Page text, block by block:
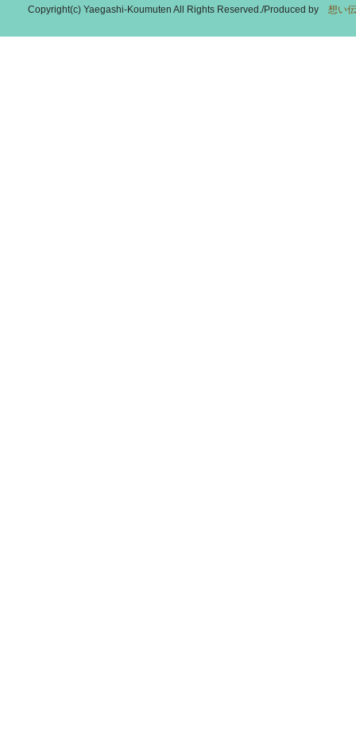
Copyright(c) Yaegashi-Koumuten All Rights Reserved./Produced by 想い伝